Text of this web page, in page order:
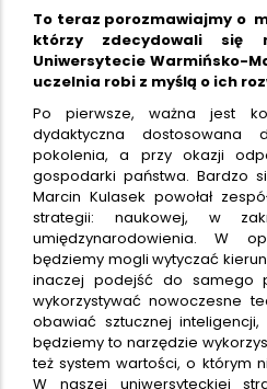
To teraz porozmawiajmy o
którzy zdecydowali
Uniwersytecie Warmińsko-
uczelnia robi z myślą o ich
Po pierwsze, ważna jest
dydaktyczna dostosowana
pokolenia, a przy okazji
gospodarki państwa. Bardzo
Marcin Kulasek powołał
strategii: naukowej, w
umiędzynarodowienia. W
będziemy mogli wytyczać
inaczej podejść do samego
wykorzystywać nowoczesne
obawiać sztucznej
będziemy to narzędzie
też system wartości, o którym
W naszej uniwersyteckiej